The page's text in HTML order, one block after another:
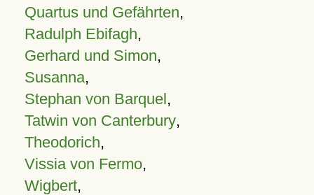
Quartus und Gefährten,
Radulph Ebifagh,
Gerhard und Simon,
Susanna,
Stephan von Barquel,
Tatwin von Canterbury,
Theodorich,
Vissia von Fermo,
Wigbert,